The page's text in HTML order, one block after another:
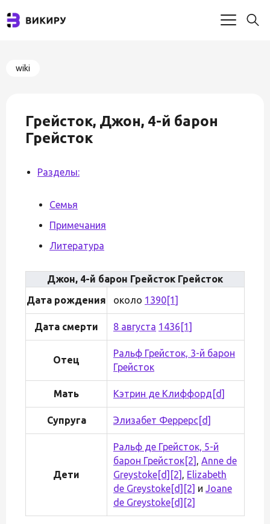
wiki
Грейсток, Джон, 4-й барон
Грейсток
Разделы:
Семья
Примечания
Литература
Джон, 4-й барон Грейсток Грейсток
Дата рождения
около 1390[1]
Дата смерти 8 августа 1436 [1]
Отец
Ральф Грейсток, 3-й барон
Грейсток
Мать Кэтрин де Клиффорд [d]
Супруга Элизабет Феррерс [d]
Дети
Ральф де Грейсток, 5-й
барон Грейсток[2] , Anne de
Greystoke[d] [2] , Elizabeth
de Greystoke[d] [2] и Joane
de Greystoke[d] [2]